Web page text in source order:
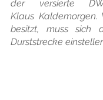
der versierte
Klaus Kaldemorgen.
besitzt, muss sich
Durststrecke